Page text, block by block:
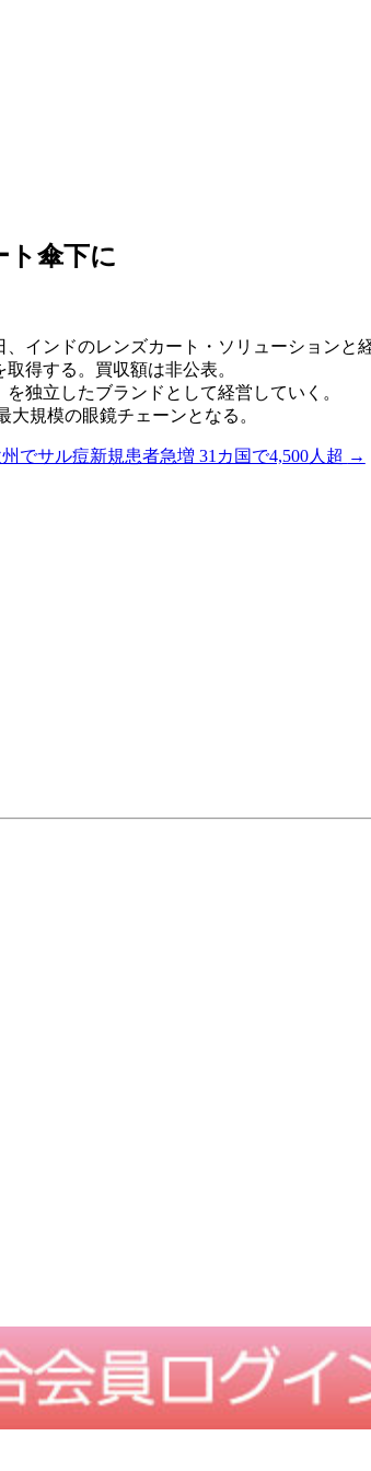
ト傘下に
インドのレンズカート・ソリューションと
得する。買収額は非公表。
独立したブランドとして経営していく。
規模の眼鏡チェーンとなる。
でサル痘新規患者急増 31カ国で4,500人超 →